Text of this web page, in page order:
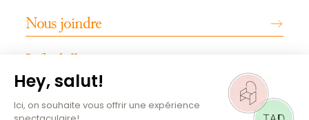
Nous joindre
Infos billetterie
INFOS PRATIQUES